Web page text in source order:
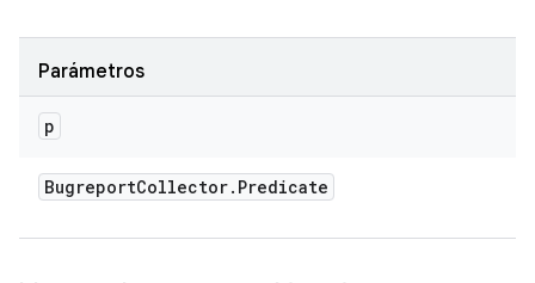
Parámetros
p
BugreportCollector. Predicate